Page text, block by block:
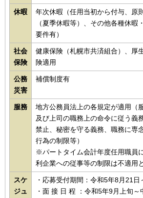
休暇
年次休暇（任用当初から付与、原
（夏季休暇等）、その他各種休暇
要件有）
社会
保険
健康保険（札幌市共済組合）、厚
険適用
公務
災害
補償制度有
服務
地方公務員法上の各規定が適用（
及び上司の職務上の命令に従う義
禁止、秘密を守る義務、職務に専
行為の制限等）
※パートタイム会計年度任用職員
利企業への従事等の制限は不適用
スケ
ジュ
・応募受付期間：令和5年8月21日
・面 接 日 程 ：令和5年9月上旬～